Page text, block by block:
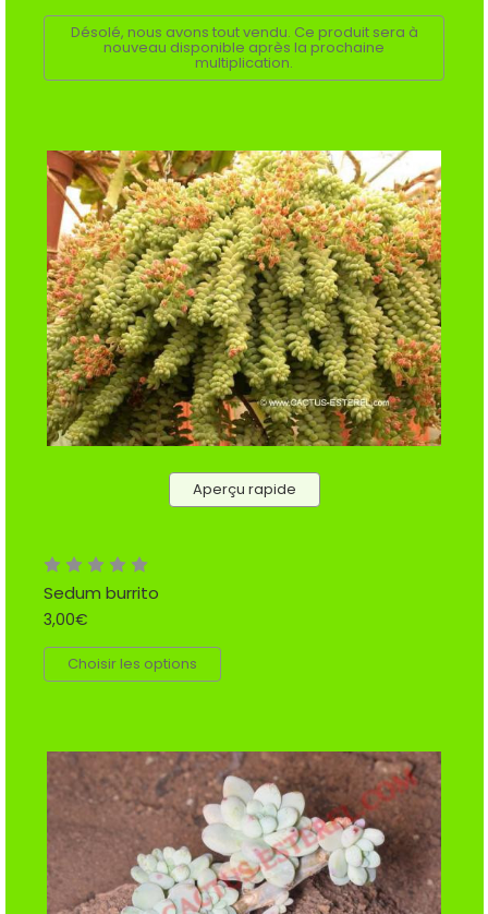
Désolé, nous avons tout vendu. Ce produit sera à
nouveau disponible après la prochaine
multiplication.
Aperçu rapide
Sedum burrito
3,00€
Choisir les options